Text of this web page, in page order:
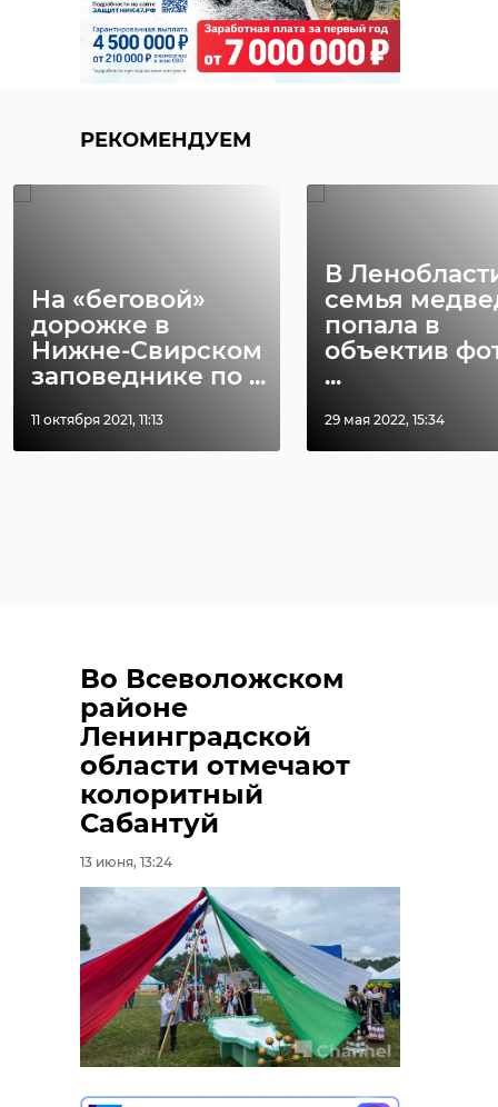
РЕКОМЕНДУЕМ
На «беговой»
дорожке в
Нижне-Свирском
заповеднике по ...
11 октября 2021, 11:13
В
семья
попала в
объектив
...
29 мая 2022, 15:34
Во Всеволожском
районе
Ленинградской
области отмечают
колоритный
Сабантуй
13 июня, 13:24